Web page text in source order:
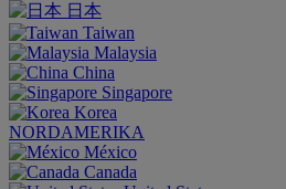
日本
Taiwan
Malaysia
China
Singapore
Korea
NORDAMERIKA
México
Canada